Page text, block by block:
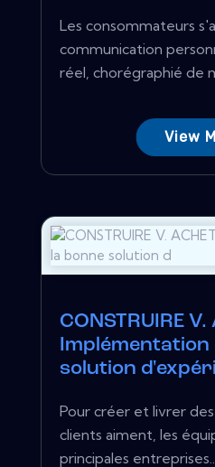
Les consommateurs
communication
réel, chorégraphié de
View
CONSTRUIRE V.
Implémentation
solution
Pour créer et livrer
clients aiment, les
principales entreprises...